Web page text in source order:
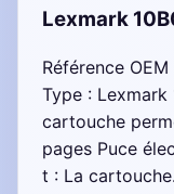
Lexmark
Référence
Type : Lexmark
cartouche
pages Puce
t : La